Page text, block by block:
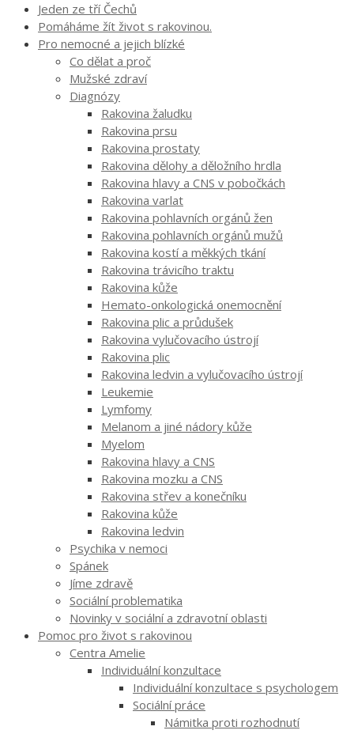
Jeden ze tří Čechů
Pomáháme žít život s rakovinou.
Pro nemocné a jejich blízké
Co dělat a proč
Mužské zdraví
Diagnózy
Rakovina žaludku
Rakovina prsu
Rakovina prostaty
Rakovina dělohy a děložního hrdla
Rakovina hlavy a CNS v pobočkách
Rakovina varlat
Rakovina pohlavních orgánů žen
Rakovina pohlavních orgánů mužů
Rakovina kostí a měkkých tkání
Rakovina trávicího traktu
Rakovina kůže
Hemato-onkologická onemocnění
Rakovina plic a průdušek
Rakovina vylučovacího ústrojí
Rakovina plic
Rakovina ledvin a vylučovacího ústrojí
Leukemie
Lymfomy
Melanom a jiné nádory kůže
Myelom
Rakovina hlavy a CNS
Rakovina mozku a CNS
Rakovina střev a konečníku
Rakovina kůže
Rakovina ledvin
Psychika v nemoci
Spánek
Jíme zdravě
Sociální problematika
Novinky v sociální a zdravotní oblasti
Pomoc pro život s rakovinou
Centra Amelie
Individuální konzultace
Individuální konzultace s psychologem
Sociální práce
Námitka proti rozhodnutí